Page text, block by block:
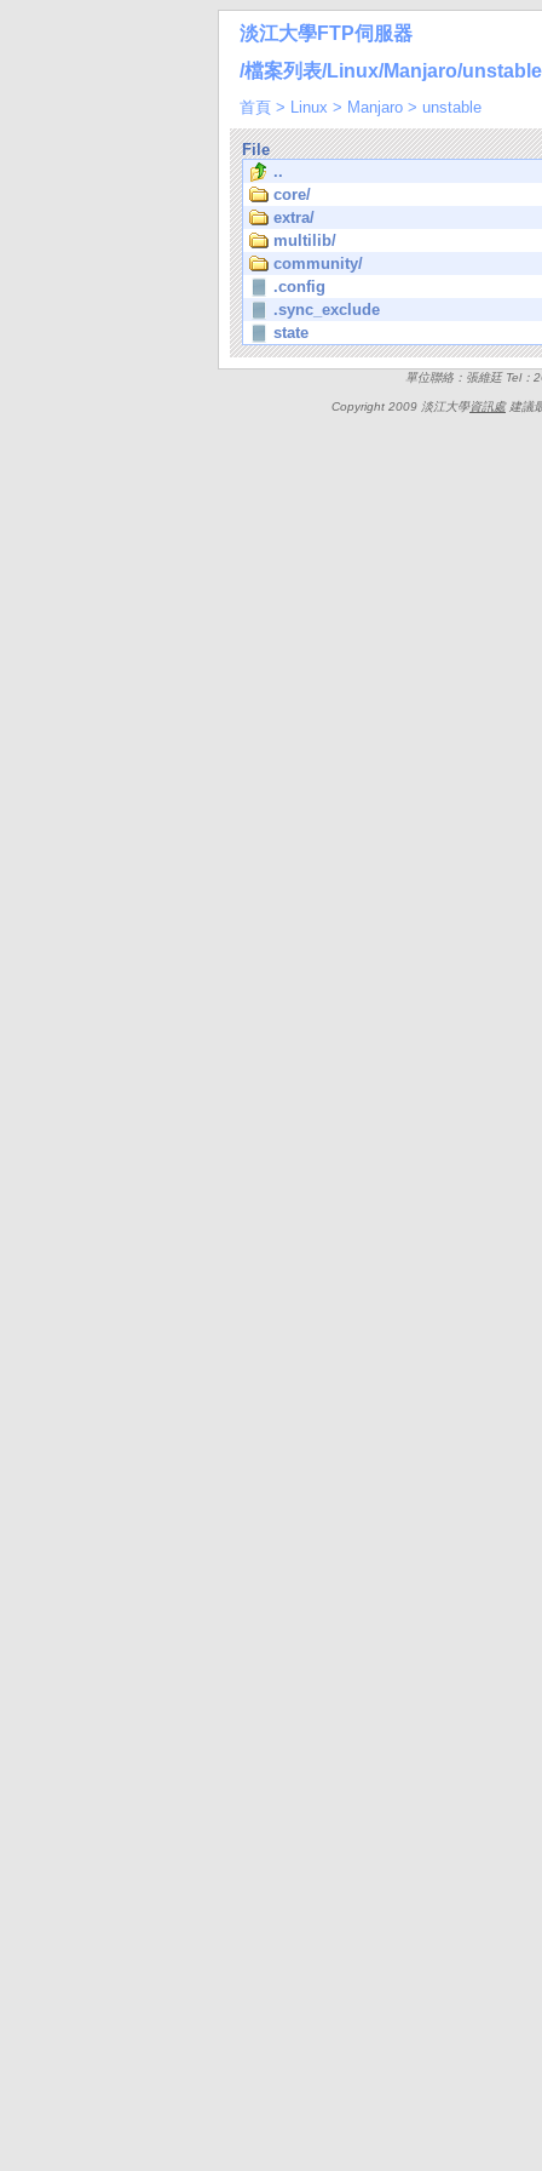
淡江大學FTP伺服器
/檔案列表/Linux/Manjaro/
首頁 > Linux > Manjaro > unstable
File
..
core/
extra/
multilib/
community/
.config
.sync_exclude
state
單位聯絡：張維廷 Tel
Copyright 2009 淡江大學資訊處建議